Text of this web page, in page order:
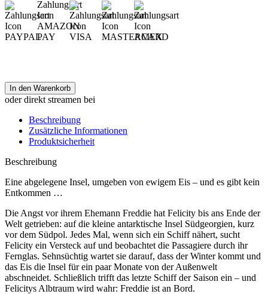
In den Warenkorb
oder direkt streamen bei
Beschreibung
Zusätzliche Informationen
Produktsicherheit
Beschreibung
Eine abgelegene Insel, umgeben von ewigem Eis – und es gibt kein
Entkommen …
Die Angst vor ihrem Ehemann Freddie hat Felicity bis ans Ende der
Welt getrieben: auf die kleine antarktische Insel Südgeorgien, kurz
vor dem Südpol. Jedes Mal, wenn sich ein Schiff nähert, sucht
Felicity ein Versteck auf und beobachtet die Passagiere durch ihr
Fernglas. Sehnsüchtig wartet sie darauf, dass der Winter kommt und
das Eis die Insel für ein paar Monate von der Außenwelt
abschneidet. Schließlich trifft das letzte Schiff der Saison ein – und
Felicitys Albtraum wird wahr: Freddie ist an Bord.